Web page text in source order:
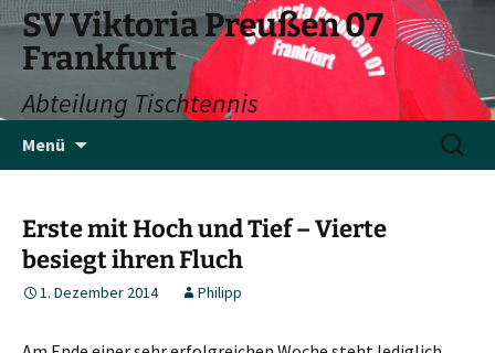
SV Viktoria Preußen 07
Frankfurt
Abteilung Tischtennis
Menü
Suchen
nach:
Erste mit Hoch und Tief – Vierte
besiegt ihren Fluch
1. Dezember 2014 Philipp